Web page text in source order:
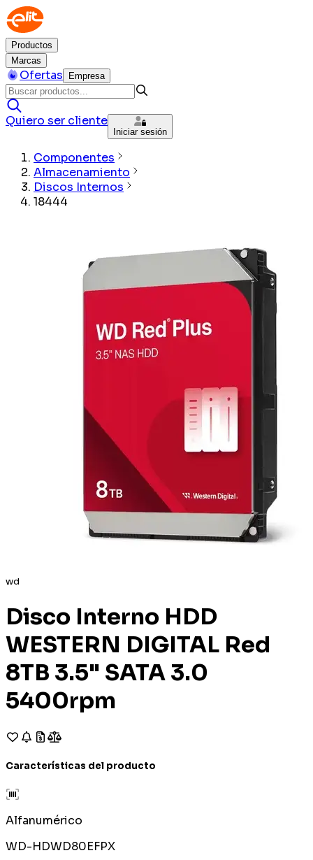
Productos
Marcas
Ofertas Empresa
Quiero ser cliente
Iniciar sesión
Componentes
Almacenamiento
Discos Internos
18444
wd
Disco Interno HDD
WESTERN DIGITAL Red
8TB 3.5" SATA 3.0
5400rpm
Características del producto
Alfanumérico
WD-HDWD80EFPX